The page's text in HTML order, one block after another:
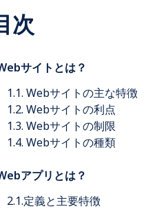
次
サイトとは？
1.1. Webサイトの主な特徴
1.2. Webサイトの利点
1.3. Webサイトの制限
1.4. Webサイトの種類
アプリとは？
2.1.定義と主要特徴